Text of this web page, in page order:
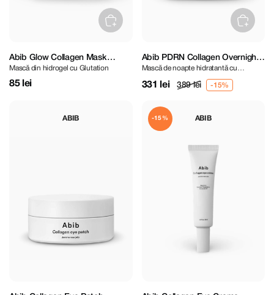
Abib Glow Collagen Mask
Glutathione Film
Mască din hidrogel cu Glutation
85 lei
Abib PDRN Collagen Overnight
Mask Firming Jelly 80 ml
Mască de noapte hidratantă cu
331 lei 389 lei
ABIB ABIB
-15%